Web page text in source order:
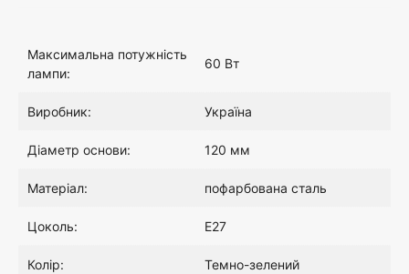
Максимальна потужність
лампи:
60 Вт
Виробник: Україна
Діаметр основи: 120 мм
Матеріал: пофарбована сталь
Цоколь: E27
Колір: Темно-зелений